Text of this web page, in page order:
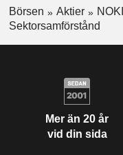
Börsen Aktier
Sektorsamförstånd
Mer än 20 år
vid din sida